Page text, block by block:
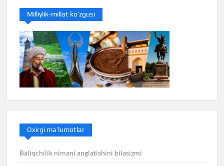
Milliylik-millat ko’zgusi
Oxirgi ma’lumotlar
Baliqchilik nimani anglatishini bilasizmi